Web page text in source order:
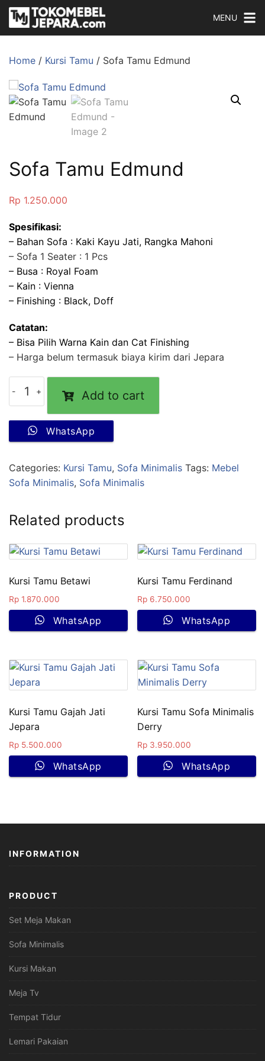
MENU
Home / Kursi Tamu / Sofa Tamu Edmund
Sofa Tamu Edmund
Rp 1.250.000
Spesifikasi:
– Bahan Sofa : Kaki Kayu Jati, Rangka Mahoni
– Sofa 1 Seater : 1 Pcs
– Busa : Royal Foam
– Kain : Vienna
– Finishing : Black, Doff
Catatan:
– Bisa Pilih Warna Kain dan Cat Finishing
– Harga belum termasuk biaya kirim dari Jepara
Add to cart
WhatsApp
Categories: Kursi Tamu, Sofa Minimalis Tags: Mebel
Sofa Minimalis, Sofa Minimalis
Related products
Kursi Tamu Betawi
Rp 1.870.000
WhatsApp
Kursi Tamu Ferdinand
Rp 6.750.000
WhatsApp
Kursi Tamu Gajah Jati
Jepara
Rp 5.500.000
WhatsApp
Kursi Tamu Sofa Minimalis
Derry
Rp 3.950.000
WhatsApp
INFORMATION
PRODUCT
Set Meja Makan
Sofa Minimalis
Kursi Makan
Meja Tv
Tempat Tidur
Lemari Pakaian